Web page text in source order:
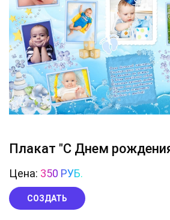
Плакат "С Днем
Цена: 350 РУБ.
СОЗДАТЬ